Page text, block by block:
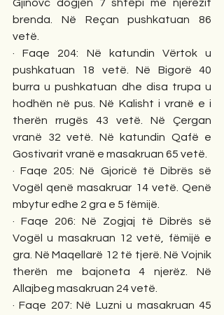
Gjinovc dogjën 7 shtëpi me njerëzit
brenda. Në Reçan pushkatuan 86
vetë.
· Faqe 204: Në katundin Vërtok u
pushkatuan 18 vetë. Në Bigorë 40
burra u pushkatuan dhe disa trupa u
hodhën në pus. Në Kalisht i vranë e i
therën rrugës 43 vetë. Në Çergan
vranë 32 vetë. Në katundin Qafë e
Gostivarit vranë e masakruan 65 vetë.
· Faqe 205: Në Gjoricë të Dibrës së
Vogël qenë masakruar 14 vetë. Qenë
mbytur edhe 2 gra e 5 fëmijë.
· Faqe 206: Në Zogjaj të Dibrës së
Vogël u masakruan 12 vetë, fëmijë e
gra. Në Maqellarë 12 të tjerë. Në Vojnik
therën me bajoneta 4 njerëz. Në
Allajbeg masakruan 24 vetë.
· Faqe 207: Në Luzni u masakruan 45